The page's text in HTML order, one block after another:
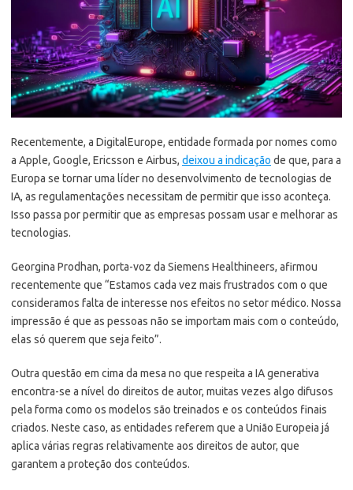
Recentemente, a DigitalEurope, entidade formada por nomes como
a Apple, Google, Ericsson e Airbus, deixou a indicação de que, para a
Europa se tornar uma líder no desenvolvimento de tecnologias de
IA, as regulamentações necessitam de permitir que isso aconteça.
Isso passa por permitir que as empresas possam usar e melhorar as
tecnologias.
Georgina Prodhan, porta-voz da Siemens Healthineers, afirmou
recentemente que “Estamos cada vez mais frustrados com o que
consideramos falta de interesse nos efeitos no setor médico. Nossa
impressão é que as pessoas não se importam mais com o conteúdo,
elas só querem que seja feito”.
Outra questão em cima da mesa no que respeita a IA generativa
encontra-se a nível do direitos de autor, muitas vezes algo difusos
pela forma como os modelos são treinados e os conteúdos finais
criados. Neste caso, as entidades referem que a União Europeia já
aplica várias regras relativamente aos direitos de autor, que
garantem a proteção dos conteúdos.